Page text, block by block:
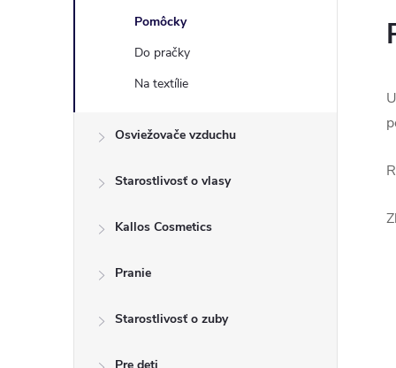
Pomôcky
Do pračky
Na textílie
Osviežovače vzduchu
Starostlivosť o vlasy
Kallos Cosmetics
Pranie
Starostlivosť o zuby